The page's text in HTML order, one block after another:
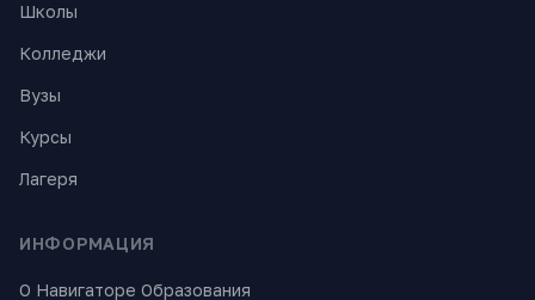
Школы
Колледжи
Вузы
Курсы
Лагеря
ИНФОРМАЦИЯ
О Навигаторе Образования